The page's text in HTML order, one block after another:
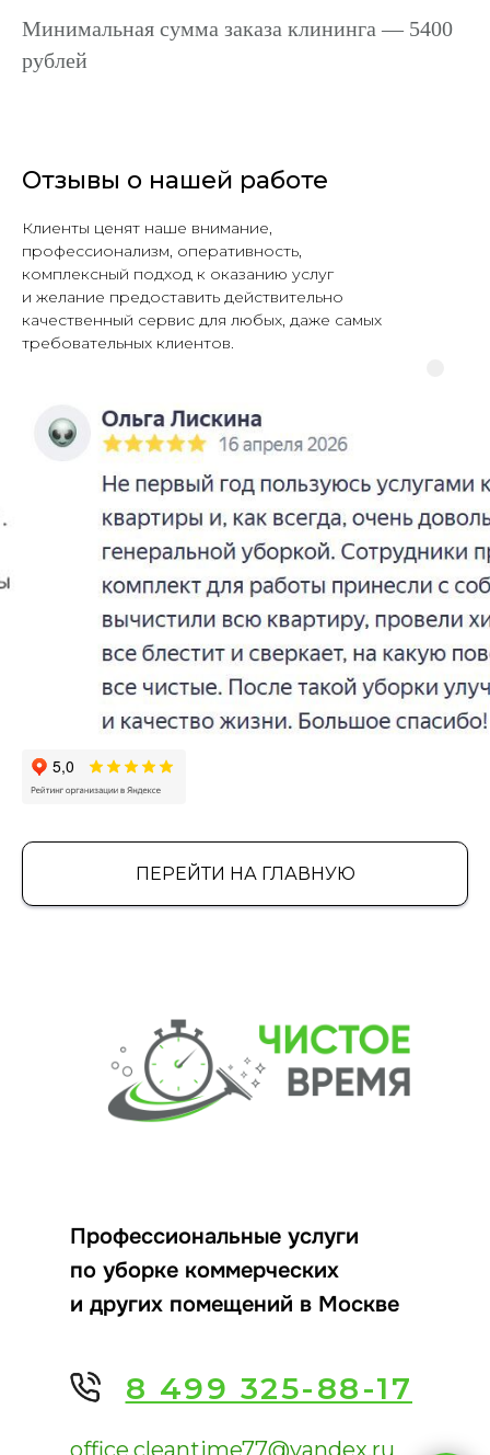
Минимальная сумма заказа клининга — 5400
рублей
Отзывы о нашей работе
Клиенты ценят наше внимание,
профессионализм, оперативность,
комплексный подход к оказанию услуг
и желание предоставить действительно
качественный сервис для любых, даже самых
требовательных клиентов.
ПЕРЕЙТИ НА ГЛАВНУЮ
8 499 325-88-17
Профессиональные услуги
по уборке коммерческих
и других помещений в Москве